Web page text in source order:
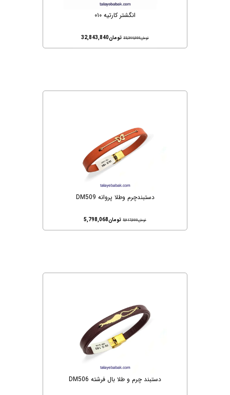
انگشتر کارتیه ۰۱۰
تومان33,344,000 تومان32,843,840
دستبندچرم وطلا پروانه DM509
تومان5,917,000 تومان5,798,068
دستبند چرم و طلا بال فرشته DM506